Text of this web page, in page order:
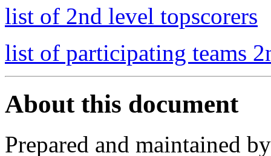
list of 2nd level topscorers
list of participating teams
About this document
Prepared and maintained